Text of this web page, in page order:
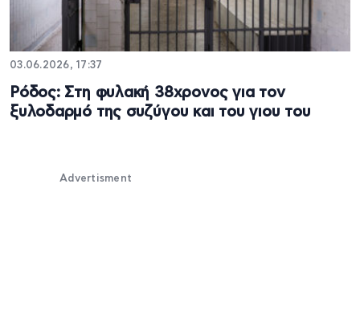
03.06.2026, 17:37
Ρόδος: Στη φυλακή 38χρονος για τον
ξυλοδαρμό της συζύγου και του γιου του
Advertisment